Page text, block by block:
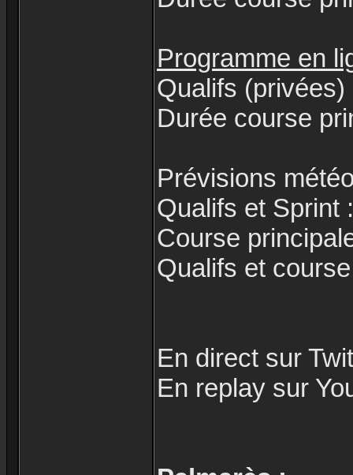
Programme en
Qualifs
Durée course
Prévisions
Qualifs et Sprint
Course
Qualifs et
En direct sur
En replay sur